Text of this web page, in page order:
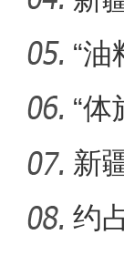
“
“
区
新
约